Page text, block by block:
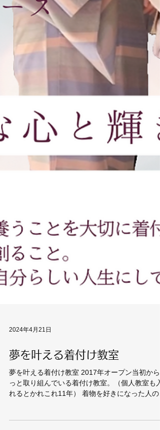
2024年4月21日
夢を叶える着付け教室
夢を叶える着付け教室 2017年オープン当初から